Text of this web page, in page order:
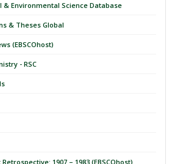
Environmental Science Database
& Theses Global
(EBSCOhost)
- RSC
1907 – 1983 (EBSCOhost)